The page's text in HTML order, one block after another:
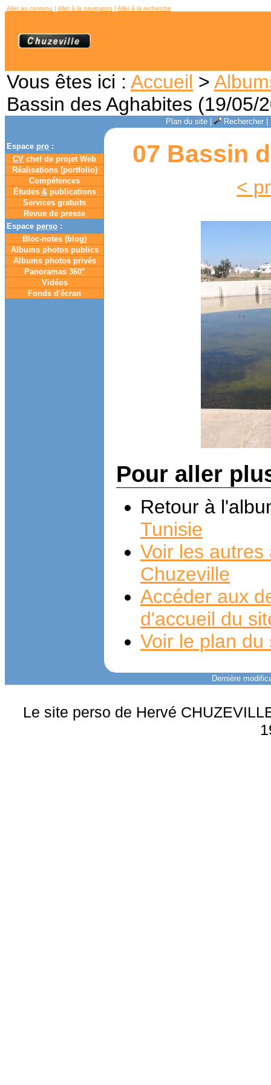
Aller au contenu | Aller à la navigation | Aller à la recherche
Vous êtes ici : Accueil >
Bassin des Aghabites (19/05/
Plan du site| Rechercher|
Espace pro :
CV chef de projet Web
Réalisations (portfolio)
Compétences
Études &publications
Services gratuits
Revue de presse
Espace perso :
Bloc-notes (blog)
Albums photos publics
Albums photos privés
Panoramas 360°
Vidéos
Fonds d'écran
07 Bassin
<
Pour aller
Retour à
Tunisie
Voir les
Chuzeville
Accéder aux
d'accueil du
Voir le plan du
Dernière
Le site perso de Hervé